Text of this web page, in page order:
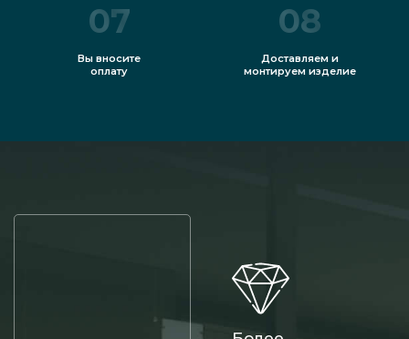
07
Вы вносите
оплату
08
Доставляем и
монтируем изделие